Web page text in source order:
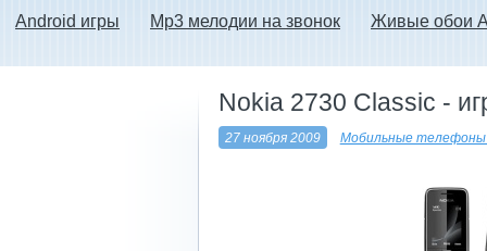
Android игры Mp3 мелодии на звонок Живые обои
Nokia 2730 Classic -
27 ноября 2009 Мобильные телефоны